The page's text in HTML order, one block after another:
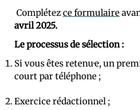
Complétezce formulaire
avril 2025.
Le processus de sélection :
Si vous êtes retenu·e, un
court par téléphone ;
Exercice rédactionnel ;